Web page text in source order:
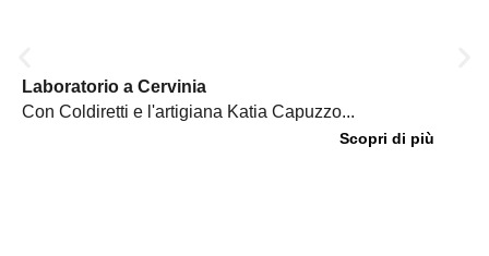
Laboratorio a Cervinia
Con Coldiretti e l'artigiana Katia Capuzzo...
Scopri di più